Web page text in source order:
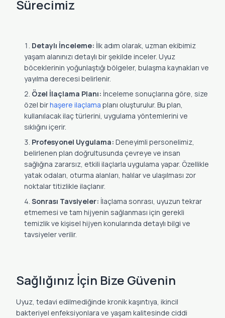
Sürecimiz
Detaylı İnceleme: İlk adım olarak, uzman ekibimiz
yaşam alanınızı detaylı bir şekilde inceler. Uyuz
böceklerinin yoğunlaştığı bölgeler, bulaşma kaynakları ve
yayılma derecesi belirlenir.
Özel İlaçlama Planı: İnceleme sonuçlarına göre, size
özel birhaşere ilaçlama planı oluşturulur. Bu plan,
kullanılacak ilaç türlerini, uygulama yöntemlerini ve
sıklığını içerir.
Profesyonel Uygulama: Deneyimli personelimiz,
belirlenen plan doğrultusunda çevreye ve insan
sağlığına zararsız, etkili ilaçlarla uygulama yapar. Özellikle
yatak odaları, oturma alanları, halılar ve ulaşılması zor
noktalar titizlikle ilaçlanır.
Sonrası Tavsiyeler: İlaçlama sonrası, uyuzun tekrar
etmemesi ve tam hijyenin sağlanması için gerekli
temizlik ve kişisel hijyen konularında detaylı bilgi ve
tavsiyeler verilir.
Sağlığınız İçin Bize Güvenin
Uyuz, tedavi edilmediğinde kronik kaşıntıya, ikincil
bakteriyel enfeksiyonlara ve yaşam kalitesinde ciddi